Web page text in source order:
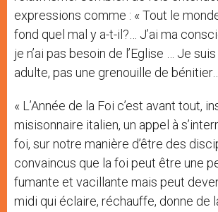
expressions comme : « Tout le
fond quel mal y a-t-il?… J’ai ma
je n’ai pas besoin de l’Eglise … Je
adulte, pas une grenouille de
« L’Année de la Foi c’est avant tout,
misisonnaire italien, un appel à
foi, sur notre manière d’être des
convaincus que la foi peut être une
fumante et vacillante mais peut
midi qui éclaire, réchauffe, donne de